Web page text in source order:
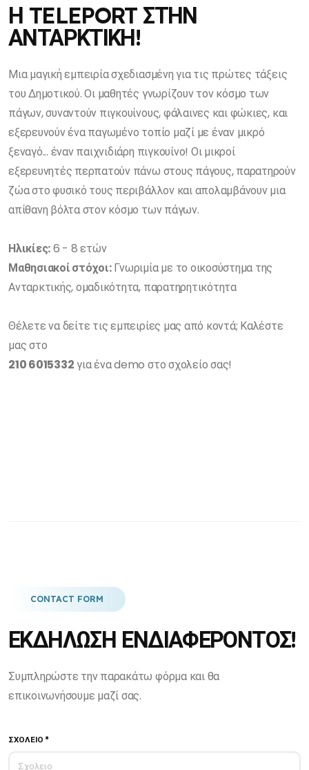
Η TELEPORT ΣΤΗΝ
ΑΝΤΑΡΚΤΙΚΗ!
Μια μαγική εμπειρία σχεδιασμένη για τις πρώτες τάξεις
του Δημοτικού. Οι μαθητές γνωρίζουν τον κόσμο των
πάγων, συναντούν πιγκουίνους, φάλαινες και φώκιες, και
εξερευνούν ένα παγωμένο τοπίο μαζί με έναν μικρό
ξεναγό... έναν παιχνιδιάρη πιγκουίνο! Οι μικροί
εξερευνητές περπατούν πάνω στους πάγους, παρατηρούν
ζώα στο φυσικό τους περιβάλλον και απολαμβάνουν μια
απίθανη βόλτα στον κόσμο των πάγων.
Ηλικίες:6 - 8 ετών
Μαθησιακοί στόχοι:Γνωριμία με το οικοσύστημα της
Ανταρκτικής, ομαδικότητα, παρατηρητικότητα
Θέλετε να δείτε τις εμπειρίες μας από κοντά; Καλέστε
μας στο
210 6015332 για ένα demo στο σχολείο σας!
CONTACT FORM
ΕΚΔΗΛΩΣΗ ΕΝΔΙΑΦΕΡΟΝΤΟΣ!
Συμπληρώστε την παρακάτω φόρμα και θα
επικοινωνήσουμε μαζί σας.
ΣΧΟΛΕΙΟ *